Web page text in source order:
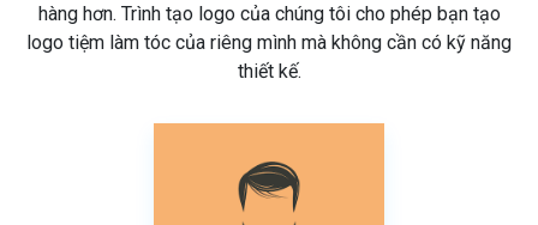
hàng hơn. Trình tạo logo của chúng tôi cho phép bạn tạo
logo tiệm làm tóc của riêng mình mà không cần có kỹ năng
thiết kế.